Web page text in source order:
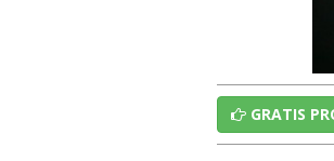
GRATIS